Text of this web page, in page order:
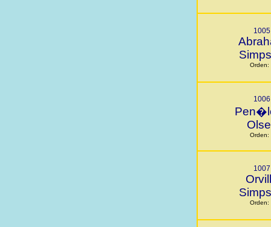
1005
Orden:
1006
Orden:
1007
Orden: